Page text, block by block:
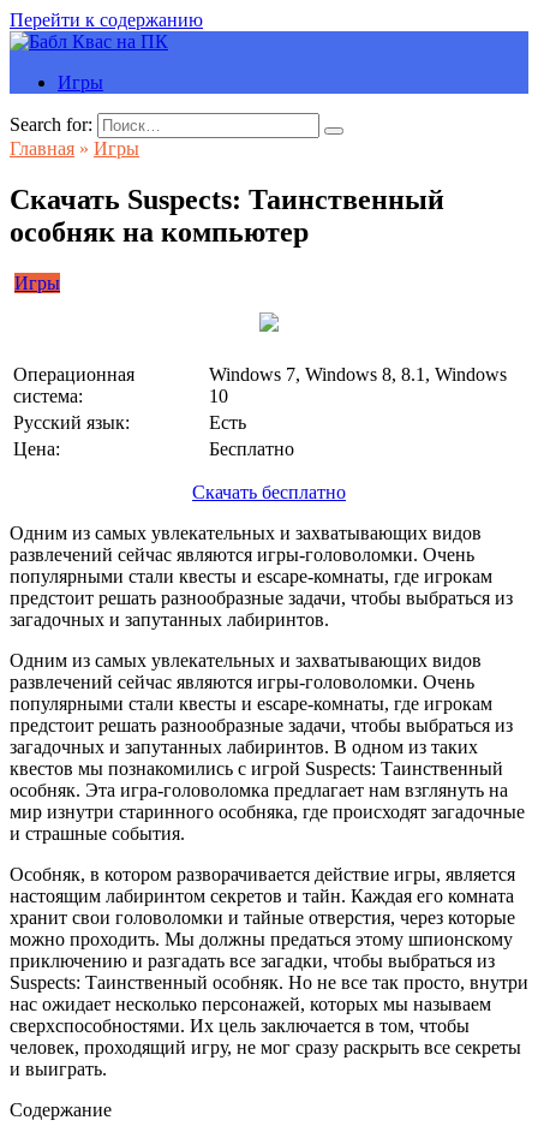
Перейти к содержанию
Игры
Search for:
Главная » Игры
Скачать Suspects: Таинственный
особняк на компьютер
Игры
Операционная
система:
Windows 7, Windows 8, 8.1, Windows
10
Русский язык:
Есть
Цена:
Бесплатно
Скачать бесплатно
Одним из самых увлекательных и захватывающих видов
развлечений сейчас являются игры-головоломки. Очень
популярными стали квесты и escape-комнаты, где игрокам
предстоит решать разнообразные задачи, чтобы выбраться из
загадочных и запутанных лабиринтов.
Одним из самых увлекательных и захватывающих видов
развлечений сейчас являются игры-головоломки. Очень
популярными стали квесты и escape-комнаты, где игрокам
предстоит решать разнообразные задачи, чтобы выбраться из
загадочных и запутанных лабиринтов. В одном из таких
квестов мы познакомились с игрой Suspects: Таинственный
особняк. Эта игра-головоломка предлагает нам взглянуть на
мир изнутри старинного особняка, где происходят загадочные
и страшные события.
Особняк, в котором разворачивается действие игры, является
настоящим лабиринтом секретов и тайн. Каждая его комната
хранит свои головоломки и тайные отверстия, через которые
можно проходить. Мы должны предаться этому шпионскому
приключению и разгадать все загадки, чтобы выбраться из
Suspects: Таинственный особняк. Но не все так просто, внутри
нас ожидает несколько персонажей, которых мы называем
сверхспособностями. Их цель заключается в том, чтобы
человек, проходящий игру, не мог сразу раскрыть все секреты
и выиграть.
Содержание